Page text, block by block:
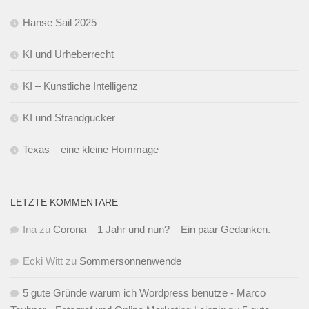
Hanse Sail 2025
KI und Urheberrecht
KI – Künstliche Intelligenz
KI und Strandgucker
Texas – eine kleine Hommage
LETZTE KOMMENTARE
Ina zu Corona – 1 Jahr und nun? – Ein paar Gedanken.
Ecki Witt zu Sommersonnenwende
5 gute Gründe warum ich Wordpress benutze - Marco